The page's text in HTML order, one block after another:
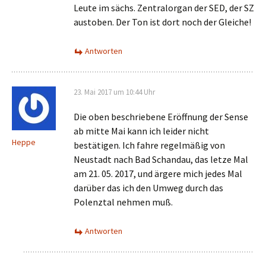
Leute im sächs. Zentralorgan der SED, der SZ
austoben. Der Ton ist dort noch der Gleiche!
Antworten
Heppe
23. Mai 2017 um 10:44 Uhr
Die oben beschriebene Eröffnung der Sense
ab mitte Mai kann ich leider nicht
bestätigen. Ich fahre regelmäßig von
Neustadt nach Bad Schandau, das letze Mal
am 21. 05. 2017, und ärgere mich jedes Mal
darüber das ich den Umweg durch das
Polenztal nehmen muß.
Antworten